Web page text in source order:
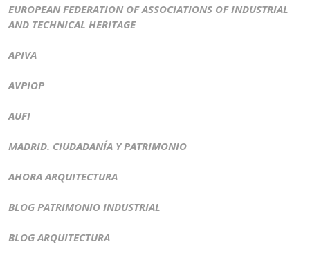
EUROPEAN FEDERATION OF ASSOCIATIONS OF INDUSTRIAL
AND TECHNICAL HERITAGE
APIVA
AVPIOP
AUFI
MADRID. CIUDADANÍA Y PATRIMONIO
AHORA ARQUITECTURA
BLOG PATRIMONIO INDUSTRIAL
BLOG ARQUITECTURA